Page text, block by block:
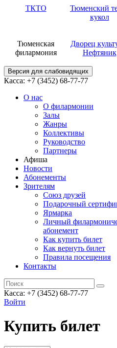
ТКТО
Тюменский
кукол
Тюменская
филармония
Дворец
Нефтяник
Версия для слабовидящих
Касса: +7 (3452) 68-77-77
О нас
О филармонии
Залы
Жанры
Коллективы
Руководство
Партнеры
Афиша
Новости
Абонементы
Зрителям
Союз друзей
Подарочный
Ярмарка
Личный
абонемент
Как купить билет
Как вернуть билет
Правила посещения
Контакты
Касса: +7 (3452) 68-77-77
Войти
Купить билет